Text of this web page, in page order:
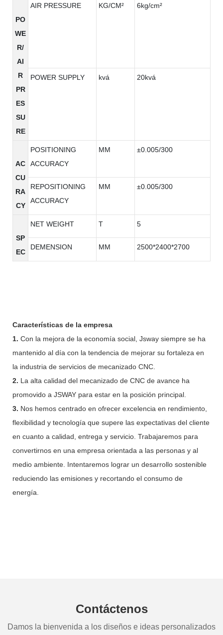
PO
WE
R/
AI
R
PR
ES
SU
RE
AIR PRESSURE KG/CM² 6kg/cm²
POWER SUPPLY kvá 20kvá
AC
CU
RA
CY
POSITIONING
ACCURACY
MM ±0.005/300
REPOSITIONING
ACCURACY
MM ±0.005/300
SP
EC
NET WEIGHT T 5
DEMENSION MM 2500*2400*2700
Características de la empresa
1. Con la mejora de la economía social, Jsway siempre se ha
mantenido al día con la tendencia de mejorar su fortaleza en
la industria de servicios de mecanizado CNC.
2. La alta calidad del mecanizado de CNC de avance ha
promovido a JSWAY para estar en la posición principal.
3. Nos hemos centrado en ofrecer excelencia en rendimiento,
flexibilidad y tecnología que supere las expectativas del cliente
en cuanto a calidad, entrega y servicio. Trabajaremos para
convertirnos en una empresa orientada a las personas y al
medio ambiente. Intentaremos lograr un desarrollo sostenible
reduciendo las emisiones y recortando el consumo de
energía.
Contáctenos
Damos la bienvenida a los diseños e ideas personalizados